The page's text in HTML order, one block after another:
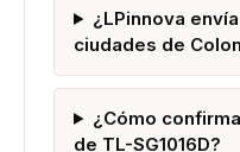
¿LPinnova
ciudades de
¿Cómo
de TL-SG1016D?